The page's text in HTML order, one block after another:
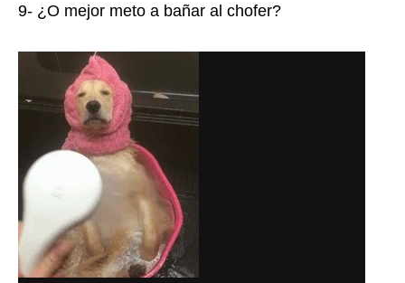
9- ¿O mejor meto a bañar al chofer?